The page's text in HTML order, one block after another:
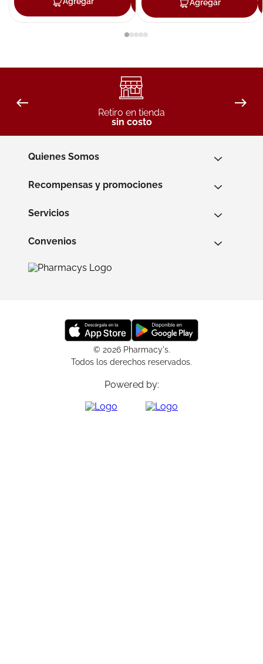
Agregar
Retiro en tienda
sin costo
Quienes Somos
Recompensas y promociones
Servicios
Convenios
© 2026 Pharmacy's.
Todos los derechos reservados.
Powered by: